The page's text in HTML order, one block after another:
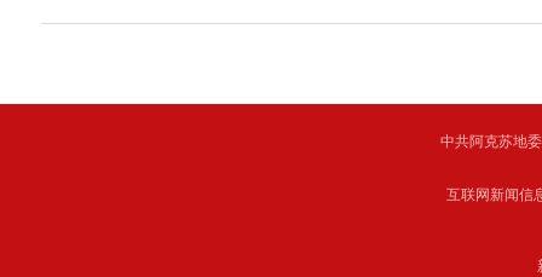
中共阿克苏地
互联网新闻